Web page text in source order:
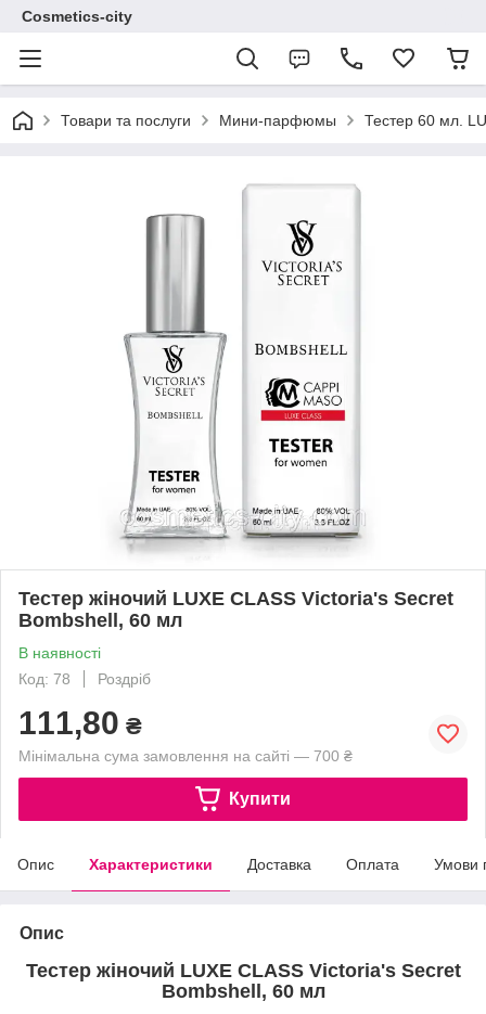
Cosmetics-city
Товари та послуги Мини-парфюмы Тестер 60 мл.
Тестер жіночий LUXE CLASS Victoria's Secret
Bombshell, 60 мл
В наявності
Код: 78
Роздріб
111,80 ₴
Мінімальна сума замовлення на сайті — 700 ₴
Купити
Опис Характеристики Доставка Оплата Умови
Опис
Тестер жіночий LUXE CLASS Victoria's Secret
Bombshell, 60 мл